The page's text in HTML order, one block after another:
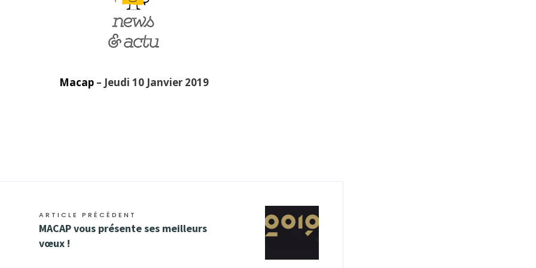
Macap – Jeudi 10 Janvier 2019
ARTICLE PRÉCÉDENT
MACAP vous présente ses meilleurs
vœux !